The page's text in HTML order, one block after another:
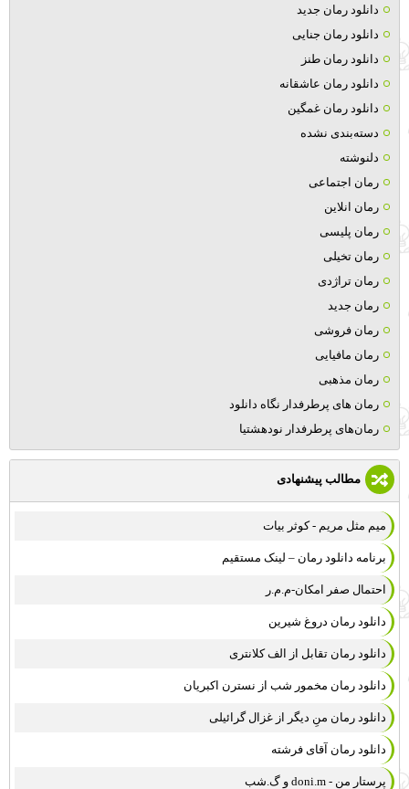
دانلود رمان جدید
دانلود رمان جنایی
دانلود رمان طنز
دانلود رمان عاشقانه
دانلود رمان غمگین
دسته‌بندی نشده
دلنوشته
رمان اجتماعی
رمان انلاین
رمان پلیسی
رمان تخیلی
رمان تراژدی
رمان جدید
رمان فروشی
رمان مافیایی
رمان مذهبی
رمان های پرطرفدار نگاه دانلود
رمان‌های پرطرفدار نودهشتیا
مطالب پیشنهادی
میم مثل مریم - کوثر بیات
برنامه دانلود رمان – لینک مستقیم
احتمال صفر امکان-م.م.ر
دانلود رمان دروغ شیرین
دانلود رمان تقابل از الف کلانتری
دانلود رمان مخمور شب از نسترن اکبریان
دانلود رمان منِ دیگر از غزال گرائیلی
دانلود رمان آقای فرشته
پرستار من - doni.m و گ.شب